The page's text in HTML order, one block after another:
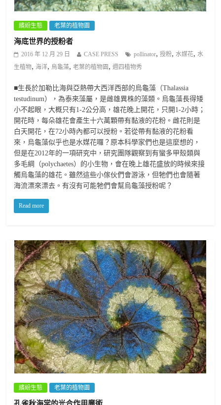
繽紛生態 老葉的植物園
海底世界的授粉者
2016 年 12 月 29 日 CASE PRESS pollinator,授粉, 水媒花, 水
生植物, 海洋, 烏龜藻,老葉的植物園 ,週四植物秀
■生長於加勒比海與亞熱帶大西洋西部的烏龜藻（Thalassia
testudinum），為泰來藻屬，是雌雄異株的藻類。烏龜藻長得矮
小不起眼，大概只有1-2公分高，雄花晚上開花，只開1-2小時；
開花時，每朵雄花會產生十六萬顆帶有黏液的花粉。雌花則是
白天開花，在72小時內都可以授粉。若從帶有黏液的花粉看
來，烏龜藻似乎也是水媒花囉？原本科學家們也是這麼想的，
但是在2012年的一項研究中，研究團隊觀察到有蠻多甲殼類與
多毛綱（polychaetes）的小生物，會在晚上雄花盛放的時候來接
觸烏龜藻的雄花。雖然這些小傢伙們會游泳，但牠們也會隨著
海流漂來漂去。有沒有可能牠們會幫烏龜藻授粉呢？
Read more
繽紛生態 老葉的植物園